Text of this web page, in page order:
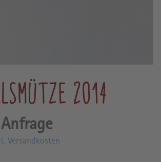
2014
Versandkosten